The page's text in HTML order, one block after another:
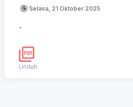
Selasa, 21 Oktober 2025
-
Unduh